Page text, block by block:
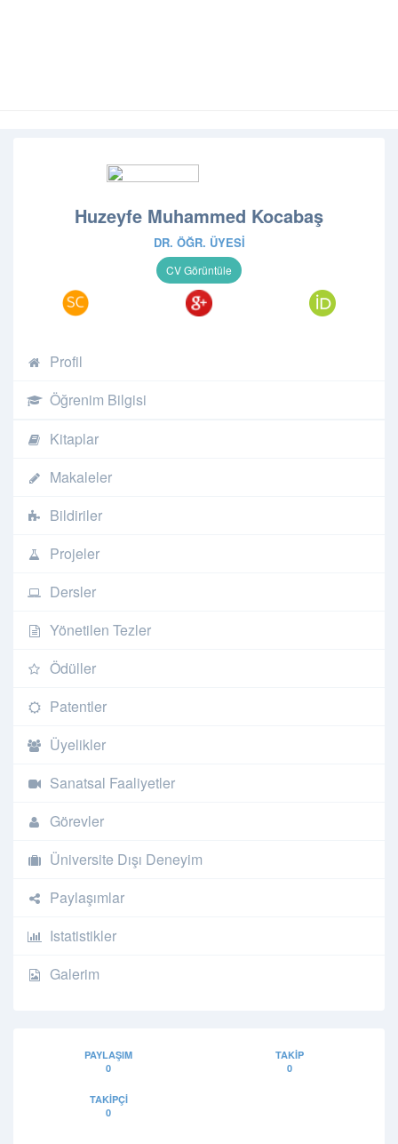
Huzeyfe Muhammed Kocabaş
DR. ÖĞR. ÜYESI
Profil
Öğrenim Bilgisi
Kitaplar
Makaleler
Bildiriler
Projeler
Dersler
Yönetilen Tezler
Ödüller
Patentler
Üyelikler
Sanatsal Faaliyetler
Görevler
Üniversite Dışı Deneyim
Paylaşımlar
Istatistikler
Galerim
PAYLAŞIM
0
TAKIP
0
TAKIPÇI
0